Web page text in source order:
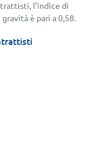
l’indice di
è pari a 0,58.